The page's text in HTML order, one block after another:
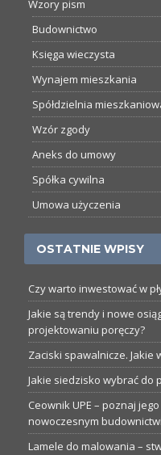
Wzory pism
Budownictwo
Księga wieczysta
Wynajem mieszkania
Spółdzielnia
Wzór zgody
Aneks do umowy
Spółka cywilna
Umowa użyczenia
OSTATNIE WPISY
Czy warto inwestować w
Jakie są trendy i nowe
projektowaniu poręczy?
Zaciski spawalnicze.
Jakie siedzisko wybrać do
Ceownik UPE – poznaj
nowoczesnym
Lamele do malowania –